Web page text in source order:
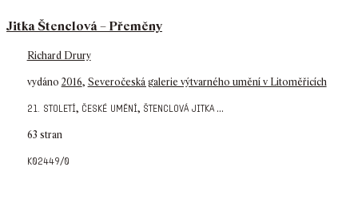
Jitka Štenclová – Přeměny
Richard Drury
vydáno 2016, Severočeská galerie výtvarného umění v Litoměřicích
21. století, české umění, štenclová jitka...
63 stran
k02449/0